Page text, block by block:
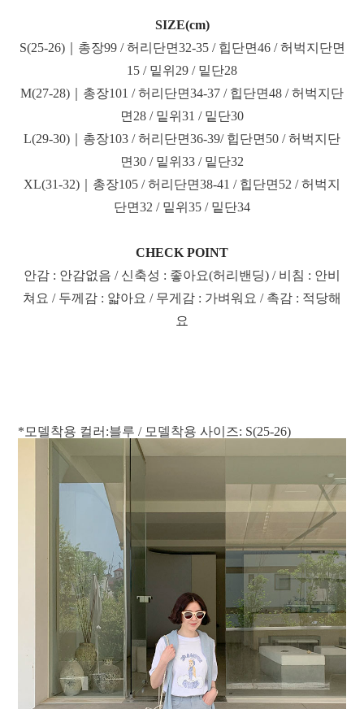
SIZE(cm)
S(25-26)｜총장99 / 허리단면32-35 / 힙단면46 / 허벅지단면
15 / 밑위29 / 밑단28
M(27-28)｜총장101 / 허리단면34-37 / 힙단면48 / 허벅지단
면28 / 밑위31 / 밑단30
L(29-30)｜총장103 / 허리단면36-39/ 힙단면50 / 허벅지단
면30 / 밑위33 / 밑단32
XL(31-32)｜총장105 / 허리단면38-41 / 힙단면52 / 허벅지
단면32 / 밑위35 / 밑단34
CHECK POINT
안감 : 안감없음 / 신축성 : 좋아요(허리밴딩) / 비침 : 안비
쳐요 / 두께감 : 얇아요 / 무게감 : 가벼워요 / 촉감 : 적당해
요
*모델착용 컬러:블루 / 모델착용 사이즈: S(25-26)